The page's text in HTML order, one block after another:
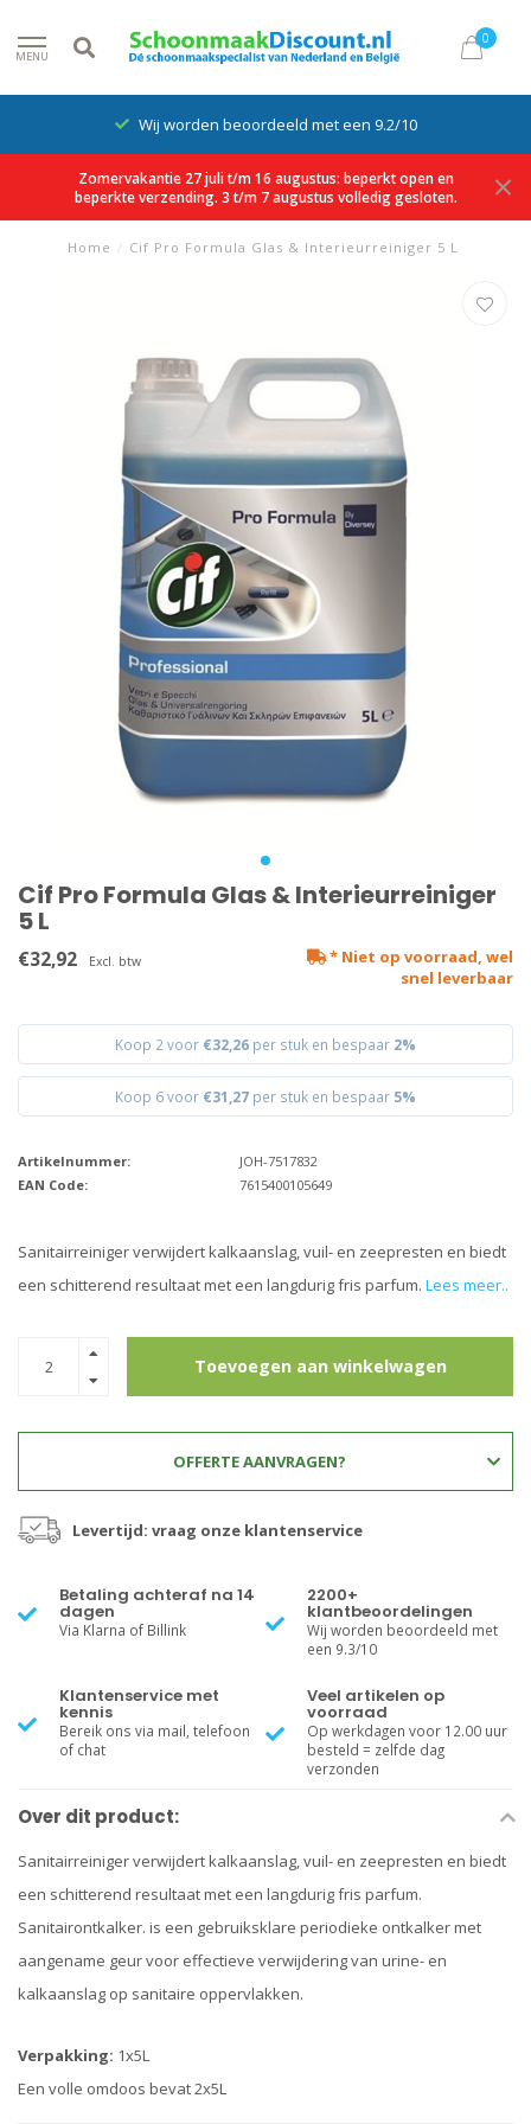
MENU
0
Wij worden beoordeeld met een 9.2/10
Zomervakantie 27 juli t/m 16 augustus: beperkt open en
beperkte verzending. 3 t/m 7 augustus volledig gesloten.
Home / Cif Pro Formula Glas & Interieurreiniger 5 L
Cif Pro Formula Glas & Interieurreiniger
5 L
€32,92 Excl. btw
* Niet op voorraad, wel
snel leverbaar
Koop 2 voor €32,26 per stuk en bespaar 2%
Koop 6 voor €31,27 per stuk en bespaar 5%
Artikelnummer:
JOH-7517832
EAN Code:
7615400105649
Sanitairreiniger verwijdert kalkaanslag, vuil- en zeepresten en biedt
een schitterend resultaat met een langdurig fris parfum. Lees meer..
Toevoegen aan winkelwagen
OFFERTE AANVRAGEN?
Levertijd: vraag onze klantenservice
Betaling achteraf na 14
dagen
Via Klarna of Billink
2200+
klantbeoordelingen
Wij worden beoordeeld met
een 9.3/10
Klantenservice met
kennis
Bereik ons via mail, telefoon
of chat
Veel artikelen op
voorraad
Op werkdagen voor 12.00 uur
besteld = zelfde dag
verzonden
Over dit product:
Sanitairreiniger verwijdert kalkaanslag, vuil- en zeepresten en biedt
een schitterend resultaat met een langdurig fris parfum.
Sanitairontkalker. is een gebruiksklare periodieke ontkalker met
aangename geur voor effectieve verwijdering van urine- en
kalkaanslag op sanitaire oppervlakken.
Verpakking: 1x5L
Een volle omdoos bevat 2x5L